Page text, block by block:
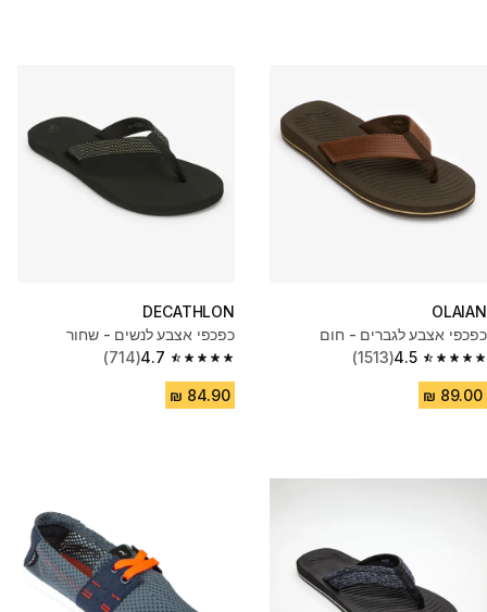
OLAIAN
כפכפי אצבע לגברים - חום
4.5
4.5 out of 5 stars from 1513 reviews
(1513)
DECATHLON
כפכפי אצבע לנשים - שחור
4.7
4.7 out of 5 stars from 714 reviews
(714)